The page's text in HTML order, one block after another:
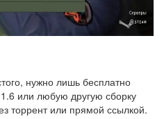
нужно лишь бесплатно
или любую другую сборку
торрент или прямой ссылкой.